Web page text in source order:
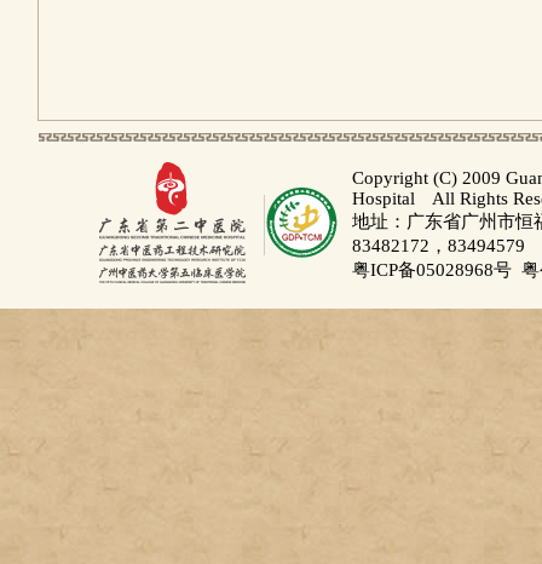
Copyright (C) 2009
Hospital All Rights
地址：广东省广州市
83482172，83494579
粤ICP备05028968号